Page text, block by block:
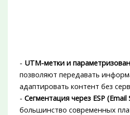
- UTM-метки и
позволяют передавать
адаптировать контент без
- Сегментация через ESP
большинство современных